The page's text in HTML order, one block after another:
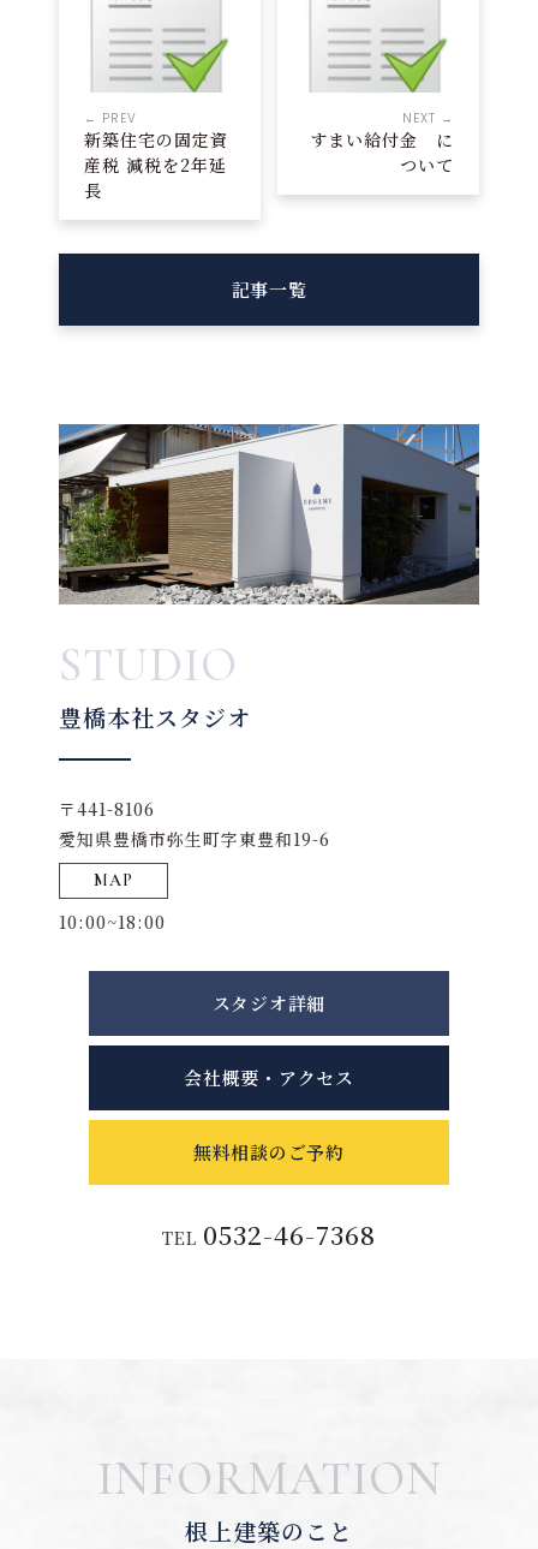
← PREV
新築住宅の固定資
産税 減税を2年延
長
NEXT →
すまい給付金 に
ついて
記事一覧
STUDIO
豊橋本社スタジオ
〒441-8106
愛知県豊橋市弥生町字東豊和19-6
MAP
10:00~18:00
スタジオ詳細
会社概要・アクセス
無料相談のご予約
TEL 0532-46-7368
INFORMATION
根上建築のこと